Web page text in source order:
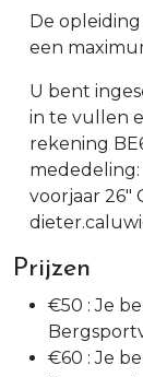
De
een
U bent
in te vullen
rekening
mededeling:
voorjaar 26"
Prijzen
€50 : Je
€60 : Je